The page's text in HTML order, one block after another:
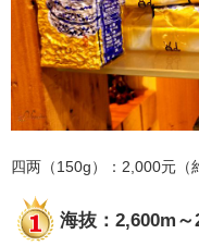
四两（150g）：2,000元（
海抜：2,600m～